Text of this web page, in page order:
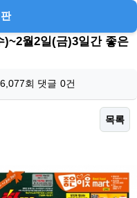
)~2월2일(금)3일간 좋은
6,077회 댓글 0건
목록